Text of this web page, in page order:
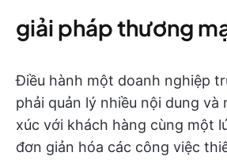
giải pháp thương
Điều hành một doanh nghiệp
phải quản lý nhiều nội dung và
xúc với khách hàng cùng một
đơn giản hóa các công việc